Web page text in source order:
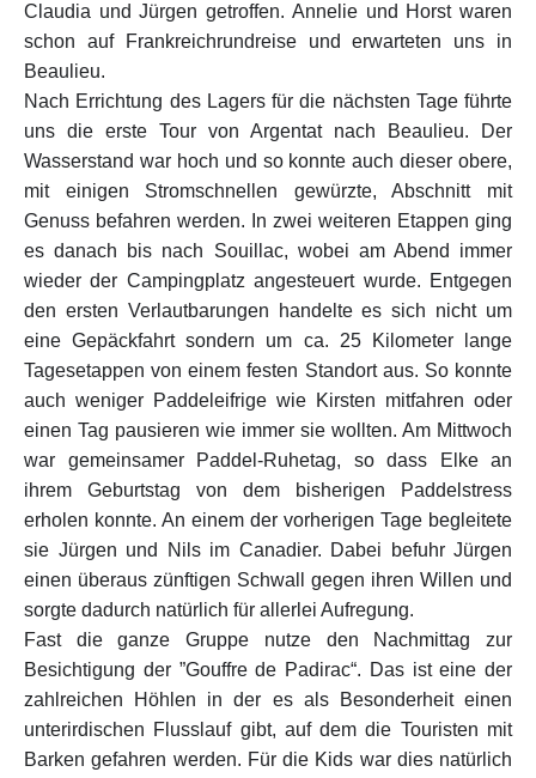
Claudia und Jürgen getroffen. Annelie und Horst waren
schon auf Frankreichrundreise und erwarteten uns in
Beaulieu.
Nach Errichtung des Lagers für die nächsten Tage führte
uns die erste Tour von Argentat nach Beaulieu. Der
Wasserstand war hoch und so konnte auch dieser obere,
mit einigen Stromschnellen gewürzte, Abschnitt mit
Genuss befahren werden. In zwei weiteren Etappen ging
es danach bis nach Souillac, wobei am Abend immer
wieder der Campingplatz angesteuert wurde. Entgegen
den ersten Verlautbarungen handelte es sich nicht um
eine Gepäckfahrt sondern um ca. 25 Kilometer lange
Tagesetappen von einem festen Standort aus. So konnte
auch weniger Paddeleifrige wie Kirsten mitfahren oder
einen Tag pausieren wie immer sie wollten. Am Mittwoch
war gemeinsamer Paddel-Ruhetag, so dass Elke an
ihrem Geburtstag von dem bisherigen Paddelstress
erholen konnte. An einem der vorherigen Tage begleitete
sie Jürgen und Nils im Canadier. Dabei befuhr Jürgen
einen überaus zünftigen Schwall gegen ihren Willen und
sorgte dadurch natürlich für allerlei Aufregung.
Fast die ganze Gruppe nutze den Nachmittag zur
Besichtigung der ”Gouffre de Padirac“. Das ist eine der
zahlreichen Höhlen in der es als Besonderheit einen
unterirdischen Flusslauf gibt, auf dem die Touristen mit
Barken gefahren werden. Für die Kids war dies natürlich